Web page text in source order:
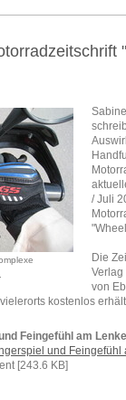
/ Juli
Die
Verlag
von
kostenlos
Feingefühl am
und Feingefühl
[243.6 KB]